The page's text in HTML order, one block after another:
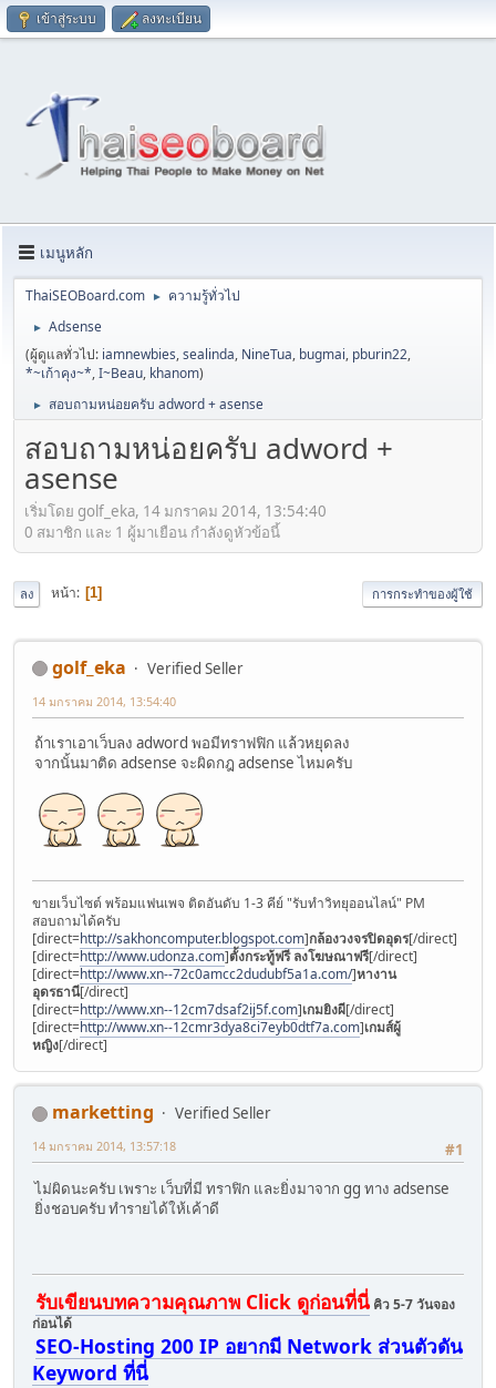
เข้าสู่ระบบ ลงทะเบียน
เมนูหลัก
ThaiSEOBoard.com ► ความรู้ทั่วไป
►
Adsense
(ผู้ดูแลทั่วไป: iamnewbies,sealinda, NineTua, bugmai, pburin22,
*~เก้าคุง~*,I~Beau, khanom)
► สอบถามหน่อยครับ adword + asense
สอบถามหน่อยครับ adword +
asense
เริ่มโดย golf_eka, 14 มกราคม 2014, 13:54:40
0 สมาชิก และ 1 ผู้มาเยือน กำลังดูหัวข้อนี้
ลง หน้า 1 การกระทำของผู้ใช้
golf_eka Verified Seller
14 มกราคม 2014, 13:54:40
ถ้าเราเอาเว็บลง adword พอมีทราฟฟิก แล้วหยุดลง
จากนั้นมาติด adsense จะผิดกฎ adsense ไหมครับ
ขายเว็บไซต์ พร้อมแฟนเพจ ติดอันดับ 1-3 คีย์ "รับทำวิทยุออนไลน์" PM
สอบถามได้ครับ
[direct=http://sakhoncomputer.blogspot.com]กล้องวงจรปิดอุดร[/direct]
[direct=http://www.udonza.com]ตั้งกระทู้ฟรี ลงโฆษณาฟรี[/direct]
[direct=http://www.xn--72c0amcc2dudubf5a1a.com/]หางาน
อุดรธานี[/direct]
[direct=http://www.xn--12cm7dsaf2ij5f.com]เกมยิงผี[/direct]
[direct=http://www.xn--12cmr3dya8ci7eyb0dtf7a.com]เกมส์ผู้
หญิง[/direct]
marketting
Verified Seller
#1
14 มกราคม 2014, 13:57:18
ไม่ผิดนะครับ เพราะ เว็บที่มี ทราฟิก และยิ่งมาจาก gg ทาง adsense
ยิ่งชอบครับ ทำรายได้ให้เค้าดี
รับเขียนบทความคุณภาพ Click ดูก่อนที่นี่คิว 5-7 วันจอง
ก่อนได้
SEO-Hosting 200 IP อยากมี Network ส่วนตัวดัน
Keyword ที่นี่